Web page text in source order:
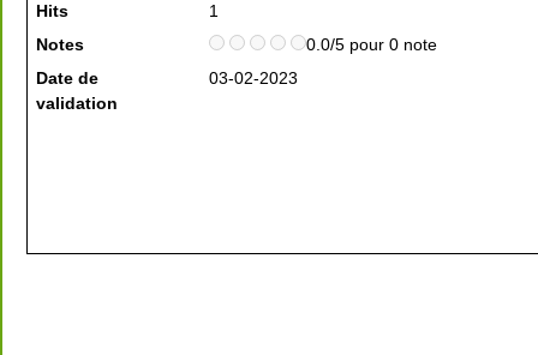
Hits
1
Notes
0.0/5 pour 0 note
Date de
validation
03-02-2023